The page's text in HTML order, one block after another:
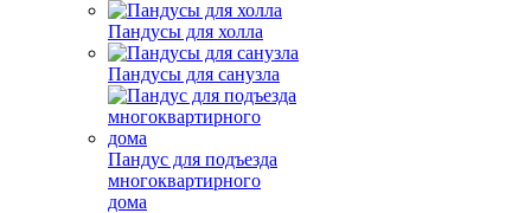
Пандусы для холла
Пандусы для санузла
Пандус для подъезда
многоквартирного
дома